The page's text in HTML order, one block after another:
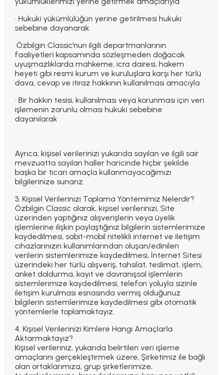
· Hukuki yükümlülüğün yerine getirilmesi hukuki
sebebine dayanarak
·Özbilgin Classic’nun ilgili departmanlarının
faaliyetleri kapsamında sözleşmeden doğacak
uyuşmazlıklarda mahkeme, icra dairesi, hakem
heyeti gibi resmi kurum ve kuruluşlara karşı her türlü
dava, cevap ve itiraz hakkının kullanılması amacıyla
· Bir hakkın tesisi, kullanılması veya korunması için veri
işlemenin zorunlu olması hukuki sebebine
dayanılarak
Ayrıca, kişisel verilerinizi yukarıda sayılan ve ilgili sair
mevzuatta sayılan haller haricinde hiçbir şekilde
başka bir ticari amaçla kullanmayacağımızı
bilgilerinize sunarız.
3. Kişisel Verilerinizi Toplama Yöntemimiz Nelerdir?
Özbilgin Classic olarak, kişisel verilerinizi, Site
üzerinden yaptığınız alışverişlerin veya üyelik
işlemlerine ilişkin paylaştığınız bilgilerin sistemlerimize
kaydedilmesi, sabit-mobil nitelikli internet ve iletişim
cihazlarınızın kullanımlarından oluşan/edinilen
verilerin sistemlerimize kaydedilmesi, İnternet Sitesi
üzerindeki her türlü alışveriş, tahsilat, teslimat, işlem,
anket doldurma, kayıt ve davranışsal işlemlerin
sistemlerimize kaydedilmesi, telefon yoluyla sizinle
iletişim kurulması esnasında vermiş olduğunuz
bilgilerin sistemlerimize kaydedilmesi gibi otomatik
yöntemlerle toplamaktayız.
4. Kişisel Verilerinizi Kimlere Hangi Amaçlarla
Aktarmaktayız?
Kişisel verileriniz, yukarıda belirtilen veri işleme
amaçlarını gerçekleştirmek üzere, Şirketimiz ile bağlı
olan ortaklarımıza, grup şirketlerimize,